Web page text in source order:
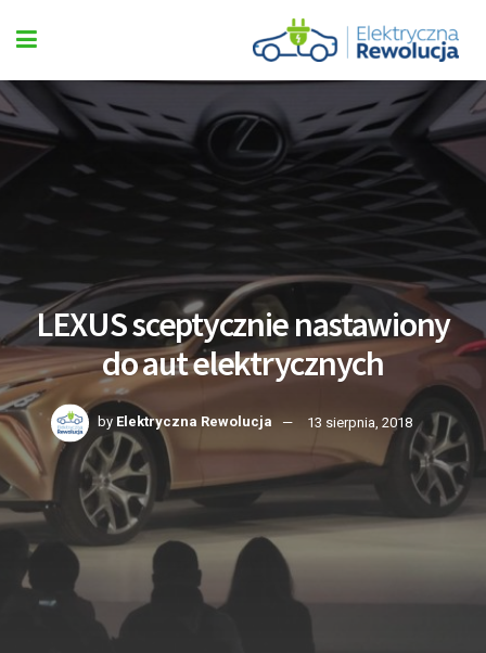
LEXUS sceptycznie nastawiony
do aut elektrycznych
by Elektryczna Rewolucja 13 sierpnia, 2018